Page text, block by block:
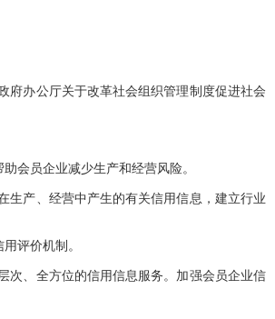
办公厅关于改革社会组织管理制度促进社会
会员企业减少生产和经营风险。
产、经营中产生的有关信用信息，建立行业
评价机制。
、全方位的信用信息服务。加强会员企业信